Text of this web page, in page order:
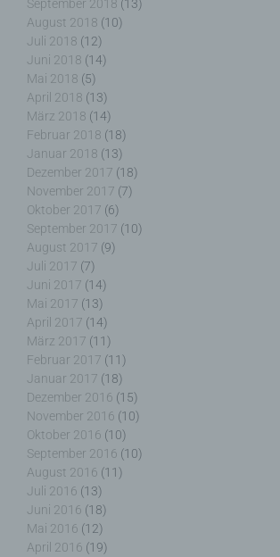
September 2018 (13)
August 2018 (10)
Juli 2018 (12)
Juni 2018 (14)
Mai 2018 (5)
April 2018 (13)
März 2018 (14)
Februar 2018 (18)
Januar 2018 (13)
Dezember 2017 (18)
November 2017 (7)
Oktober 2017 (6)
September 2017 (10)
August 2017 (9)
Juli 2017 (7)
Juni 2017 (14)
Mai 2017 (13)
April 2017 (14)
März 2017 (11)
Februar 2017 (11)
Januar 2017 (18)
Dezember 2016 (15)
November 2016 (10)
Oktober 2016 (10)
September 2016 (10)
August 2016 (11)
Juli 2016 (13)
Juni 2016 (18)
Mai 2016 (12)
April 2016 (19)
g) Verantwortlicher oder für die
Verantwortlicher
Verantwortlicher oder für die
Verantwortlicher ist die natürliche
Person, Behörde, Einrichtung oder
die allein oder gemeinsam mit
Zwecke und Mittel der
personenbezogenen Daten
Zwecke und Mittel dieser
Unionsrecht oder das Recht der
vorgegeben, so kann der
beziehungsweise können die
seiner Benennung nach dem
dem Recht der Mitgliedstaaten
werden.
h) Auftragsverarbeiter
Auftragsverarbeiter ist eine
juristische Person, Behörde,
andere Stelle, die
Auftrag des Verantwortlichen